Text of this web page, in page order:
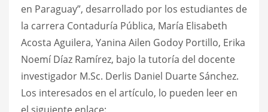
en Paraguay”, desarrollado por los estudiantes de
la carrera Contaduría Pública, María Elisabeth
Acosta Aguilera, Yanina Ailen Godoy Portillo, Erika
Noemí Díaz Ramírez, bajo la tutoría del docente
investigador M.Sc. Derlis Daniel Duarte Sánchez.
Los interesados en el artículo, lo pueden leer en